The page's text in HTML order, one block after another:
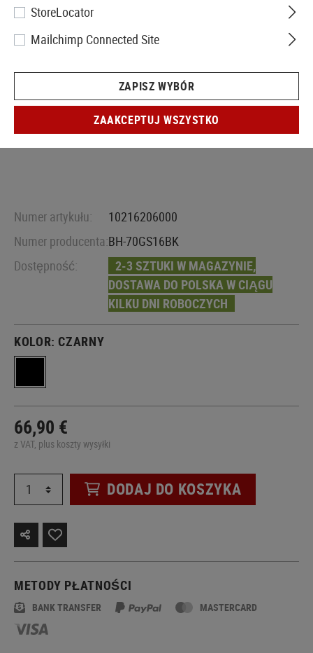
Numer artykułu:
10216206000
Numer producenta:BH-70GS16BK
Dostępność:
2-3 SZTUKI W MAGAZYNIE,
DOSTAWA DO POLSKA W CIĄGU
KILKU DNI ROBOCZYCH
KOLOR: CZARNY
66,90 €
z VAT, plus koszty wysyłki
DODAJ DO KOSZYKA
METODY PŁATNOŚCI
BANK TRANSFER MASTERCARD
StoreLocator
Mailchimp Connected Site
ZAPISZ WYBÓR
ZAAKCEPTUJ WSZYSTKO